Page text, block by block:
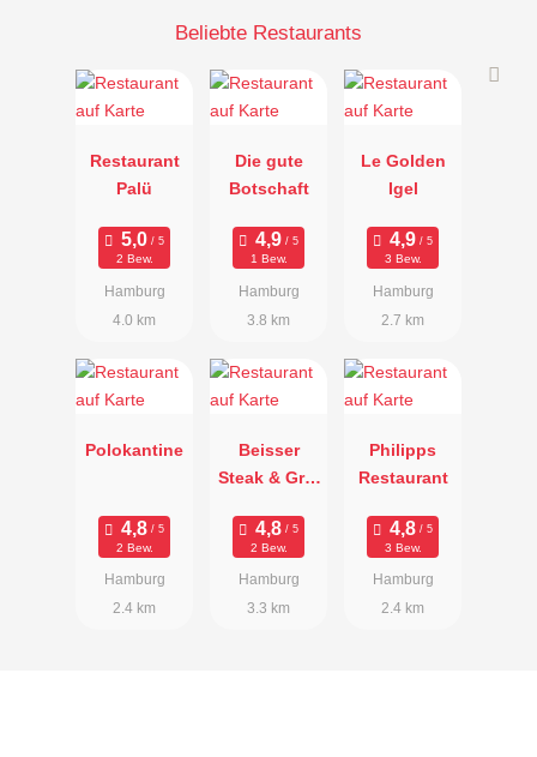
Beliebte Restaurants
Restaurant
Palü
2 Bew.
Hamburg
4.0 km
Die gute
Botschaft
1 Bew.
Hamburg
3.8 km
Le Golden
Igel
3 Bew.
Hamburg
2.7 km
Polokantine
2 Bew.
Hamburg
2.4 km
Beisser
Steak & Grill
Alsterhaus
2 Bew.
Hamburg
3.3 km
Philipps
Restaurant
3 Bew.
Hamburg
2.4 km